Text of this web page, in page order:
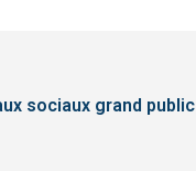
sociaux grand public